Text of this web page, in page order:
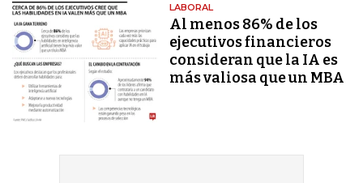
LABORAL
Al menos 86% de los
ejecutivos financieros
consideran que la IA es
más valiosa que un MBA